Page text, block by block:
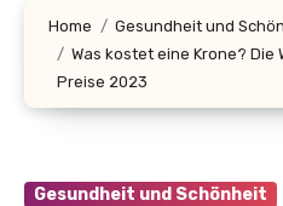
Home
Gesundheit und
Was kostet eine Krone?
Preise 2023
Gesundheit und Schönheit